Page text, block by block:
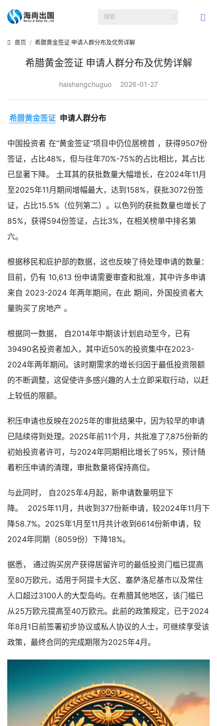
首页 希腊黄金签证 申请人群分布及优势详解
希腊黄金签证 申请人群分布及优势详解
haishangchuguo 2026-01-27
希腊黄金签证 申请人群分布
中国投资者 在“黄金签证”项目中仍位居榜首 ，获得9507份
签证，占比48%，但与往年70%-75%的占比相比，其占比
已显著下降。 土耳其的获批数量大幅增长，在2024年11月
至2025年11月期间增幅最大，达到158%，获批3072份签
证，占比15.5%（位列第二）。以色列的获批数量也增长了
85%，获得594份签证，占比3%，在相关榜单中排名第
六。
根据移民和庇护部的数据，这也反映了待处理申请的数量：
目前，仍有 10,613 份申请需要审查和批准，其中许多申请
来自 2023-2024 年两年期间，在此 期间，外国投资者大
量购买了房地产 。
根据同一数据， 自2014年中期该计划启动至今，已有
39490名投资者加入，其中近50%的投资集中在2023-
2024年两年期间。该时期需求的增长归因于最低投资限额
的不断调整，这促使许多感兴趣的人士立即采取行动，以赶
上较低的限额。
积压申请也反映在2025年的审批结果中，因为较早的申请
已陆续得到处理。2025年前11个月，共批准了7,875份新的
初始投资者许可，与2024年同期相比增长了95%，预计随
着积压申请的清理，审批数量将保持高位。
与此同时， 自2025年4月起，新申请数量明显下
降。 2025年11月，共收到377份新申请，较2024年11月下
降58.7%。2025年1月至11月共计收到6614份新申请，较
2024年同期（8059份）下降18%。
据悉， 通过购买房产获得居留许可的最低投资门槛已提高
至80万欧元，适用于阿提卡大区、塞萨洛尼基市以及常住
人口超过3100人的大型岛屿。在希腊其他地区，该门槛已
从25万欧元提高至40万欧元。此前的政策规定，已于2024
年8月1日前签署初步协议或私人协议的人士，可继续享受该
政策，最终合同的完成期限为2025年4月。